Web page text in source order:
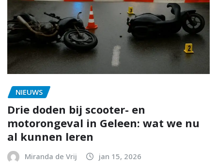
NIEUWS
Drie doden bij scooter- en
motorongeval in Geleen: wat we nu
al kunnen leren
Miranda de Vrij jan 15, 2026